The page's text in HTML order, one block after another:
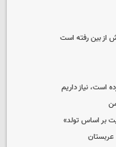
از بین رفته است
است، نیاز داریم
بر اساس تولد»
عربستان